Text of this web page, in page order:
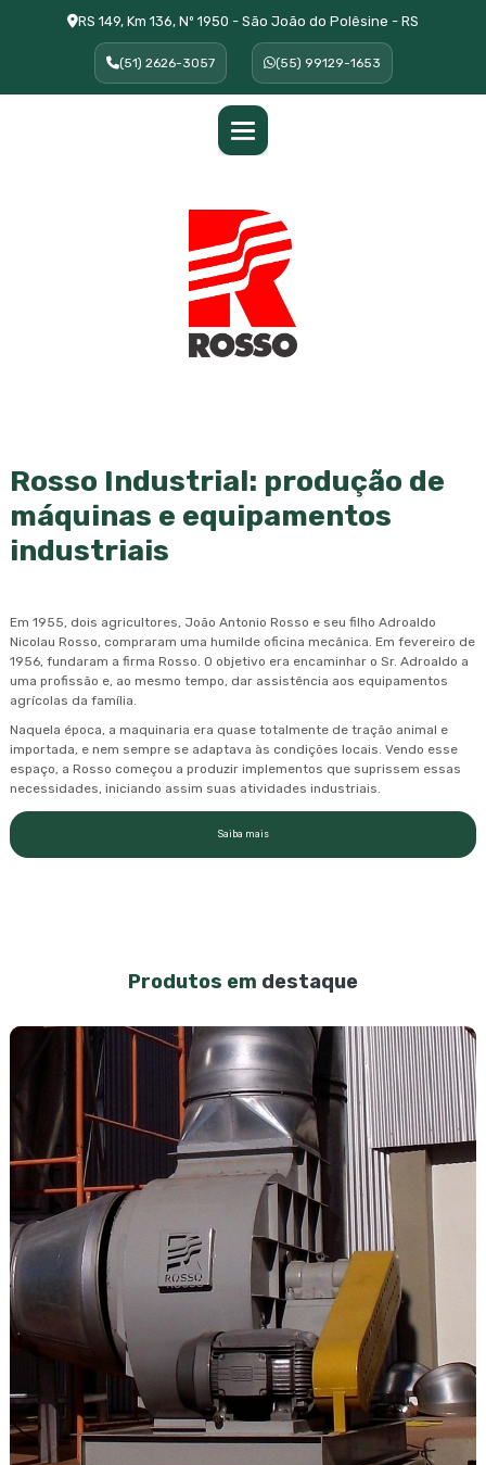
RS 149, Km 136, Nº 1950 - São João do Polêsine - RS
(51) 2626-3057 (55) 99129-1653
Rosso Industrial: produção de
máquinas e equipamentos
industriais
Em 1955, dois agricultores, João Antonio Rosso e seu filho Adroaldo
Nicolau Rosso, compraram uma humilde oficina mecânica. Em fevereiro de
1956, fundaram a firma Rosso. O objetivo era encaminhar o Sr. Adroaldo a
uma profissão e, ao mesmo tempo, dar assistência aos equipamentos
agrícolas da família.
Naquela época, a maquinaria era quase totalmente de tração animal e
importada, e nem sempre se adaptava às condições locais. Vendo esse
espaço, a Rosso começou a produzir implementos que suprissem essas
necessidades, iniciando assim suas atividades industriais.
Saiba mais
Produtos em destaque